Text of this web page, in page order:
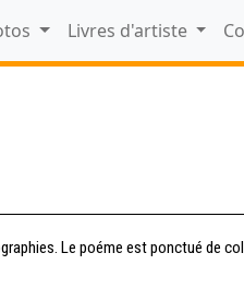
Livres d'artiste
Le poéme est ponctué de